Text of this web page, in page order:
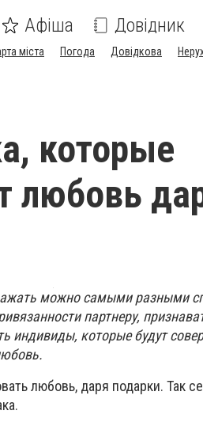
Афіша Довідник
міста Погода Довідкова
которые
любовь
можно самыми разными
партнеру,
индивиды, которые будут
любовь, даря подарки. Так